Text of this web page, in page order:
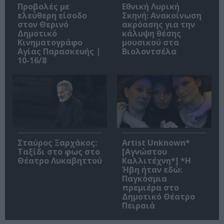
Προβολές με
ελεύθερη είσοδο
στον Θερινό
Δημοτικό
Κινηματογράφο
Αγίας Παρασκευής |
10-16/8
Εθνική Λυρική
Σκηνή: Ανακοίνωση
ακρόασης για την
κάλυψη θέσης
μουσικού στα
Βιολοντσέλα
Σταύρος Ξαρχάκος:
Ταξίδι στο φως στο
Θέατρο Λυκαβηττού
Artist Unknown*
[Αγνώστου
Καλλιτέχνη*] *Η
Ήβη ήταν εδώ:
Παγκόσμια
πρεμιέρα στο
Δημοτικό Θέατρο
Πειραιά